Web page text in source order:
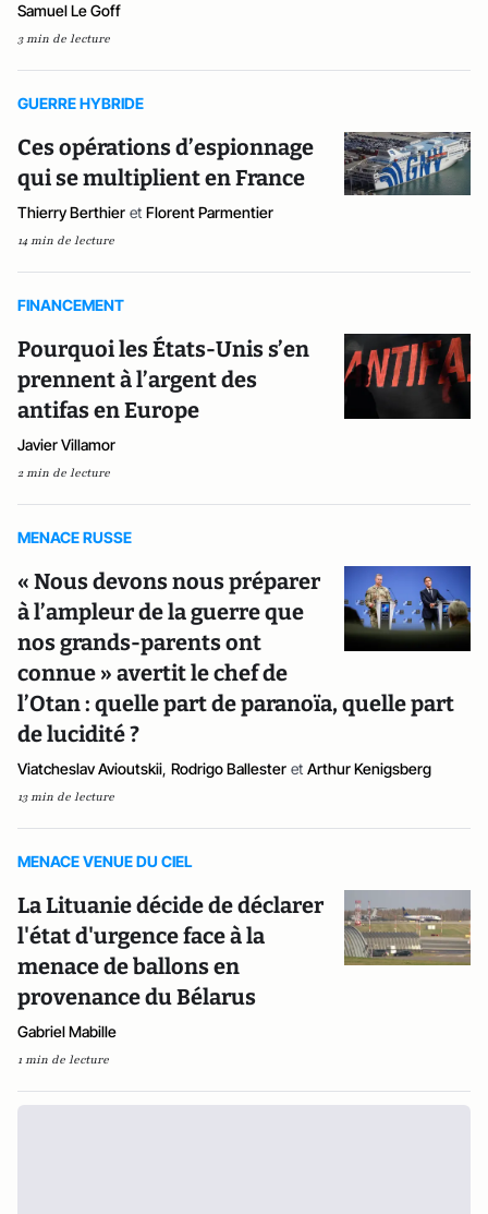
Samuel Le Goff
3 min de lecture
GUERRE HYBRIDE
Ces opérations d’espionnage
qui se multiplient en France
Thierry Berthier et Florent Parmentier
14 min de lecture
FINANCEMENT
Pourquoi les États-Unis s’en
prennent à l’argent des
antifas en Europe
Javier Villamor
2 min de lecture
MENACE RUSSE
« Nous devons nous préparer
à l’ampleur de la guerre que
nos grands-parents ont
connue » avertit le chef de
l’Otan : quelle part de paranoïa, quelle part
de lucidité ?
Viatcheslav Avioutskii, Rodrigo Ballester et Arthur Kenigsberg
13 min de lecture
MENACE VENUE DU CIEL
La Lituanie décide de déclarer
l'état d'urgence face à la
menace de ballons en
provenance du Bélarus
Gabriel Mabille
1 min de lecture